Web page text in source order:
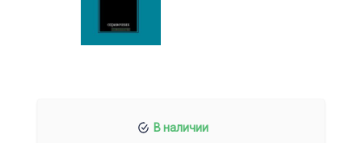
В наличии